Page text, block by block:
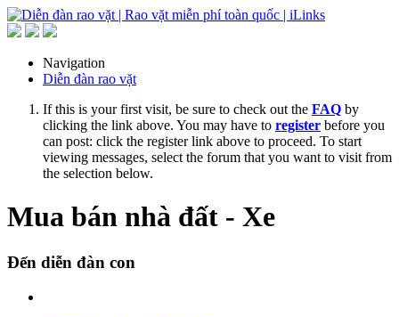
Navigation
Diễn đàn rao vặt
If this is your first visit, be sure to check out the FAQ by
clicking the link above. You may have to register before you
can post: click the register link above to proceed. To start
viewing messages, select the forum that you want to visit from
the selection below.
Mua bán nhà đất - Xe
Đến diễn đàn con